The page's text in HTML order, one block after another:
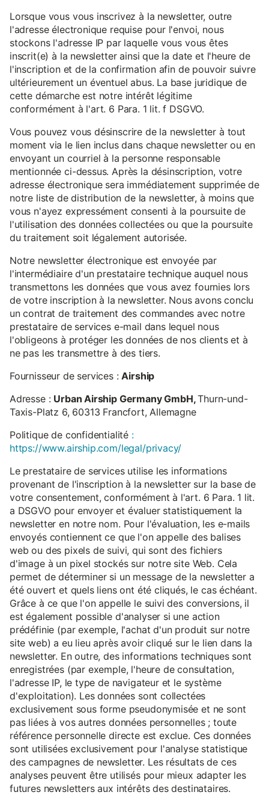
Lorsque vous vous inscrivez à la newsletter, outre
l'adresse électronique requise pour l'envoi, nous
stockons l'adresse IP par laquelle vous vous êtes
inscrit(e) à la newsletter ainsi que la date et l'heure de
l'inscription et de la confirmation afin de pouvoir suivre
ultérieurement un éventuel abus. La base juridique de
cette démarche est notre intérêt légitime
conformément à l'art. 6 Para. 1 lit. f DSGVO.
Vous pouvez vous désinscrire de la newsletter à tout
moment via le lien inclus dans chaque newsletter ou en
envoyant un courriel à la personne responsable
mentionnée ci-dessus. Après la désinscription, votre
adresse électronique sera immédiatement supprimée de
notre liste de distribution de la newsletter, à moins que
vous n'ayez expressément consenti à la poursuite de
l'utilisation des données collectées ou que la poursuite
du traitement soit légalement autorisée.
Notre newsletter électronique est envoyée par
l'intermédiaire d'un prestataire technique auquel nous
transmettons les données que vous avez fournies lors
de votre inscription à la newsletter. Nous avons conclu
un contrat de traitement des commandes avec notre
prestataire de services e-mail dans lequel nous
l'obligeons à protéger les données de nos clients et à
ne pas les transmettre à des tiers.
Fournisseur de services :Airship
Adresse : Urban Airship Germany GmbH,Thurn-und-
Taxis-Platz 6, 60313 Francfort, Allemagne
Politique de confidentialité :
https://www.airship.com/legal/privacy/
Le prestataire de services utilise les informations
provenant de l'inscription à la newsletter sur la base de
votre consentement, conformément à l'art. 6 Para. 1 lit.
a DSGVO pour envoyer et évaluer statistiquement la
newsletter en notre nom. Pour l'évaluation, les e-mails
envoyés contiennent ce que l'on appelle des balises
web ou des pixels de suivi, qui sont des fichiers
d'image à un pixel stockés sur notre site Web. Cela
permet de déterminer si un message de la newsletter a
été ouvert et quels liens ont été cliqués, le cas échéant.
Grâce à ce que l'on appelle le suivi des conversions, il
est également possible d'analyser si une action
prédéfinie (par exemple, l'achat d'un produit sur notre
site web) a eu lieu après avoir cliqué sur le lien dans la
newsletter. En outre, des informations techniques sont
enregistrées (par exemple, l'heure de consultation,
l'adresse IP, le type de navigateur et le système
d'exploitation). Les données sont collectées
exclusivement sous forme pseudonymisée et ne sont
pas liées à vos autres données personnelles ; toute
référence personnelle directe est exclue. Ces données
sont utilisées exclusivement pour l'analyse statistique
des campagnes de newsletter. Les résultats de ces
analyses peuvent être utilisés pour mieux adapter les
futures newsletters aux intérêts des destinataires.